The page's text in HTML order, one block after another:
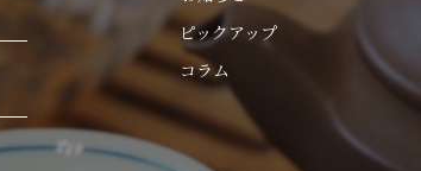
ピックアップ
コラム